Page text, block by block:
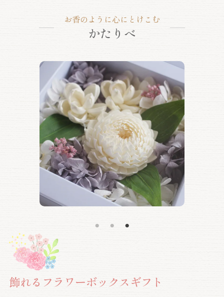
お香のように心にとけこむ
かたりべ
飾れるフラワーボックスギフト